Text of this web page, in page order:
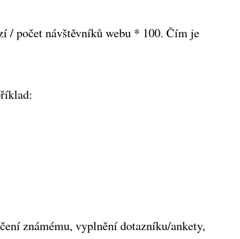
/ počet návštěvníků webu * 100. Čím je
známému, vyplnění dotazníku/ankety,